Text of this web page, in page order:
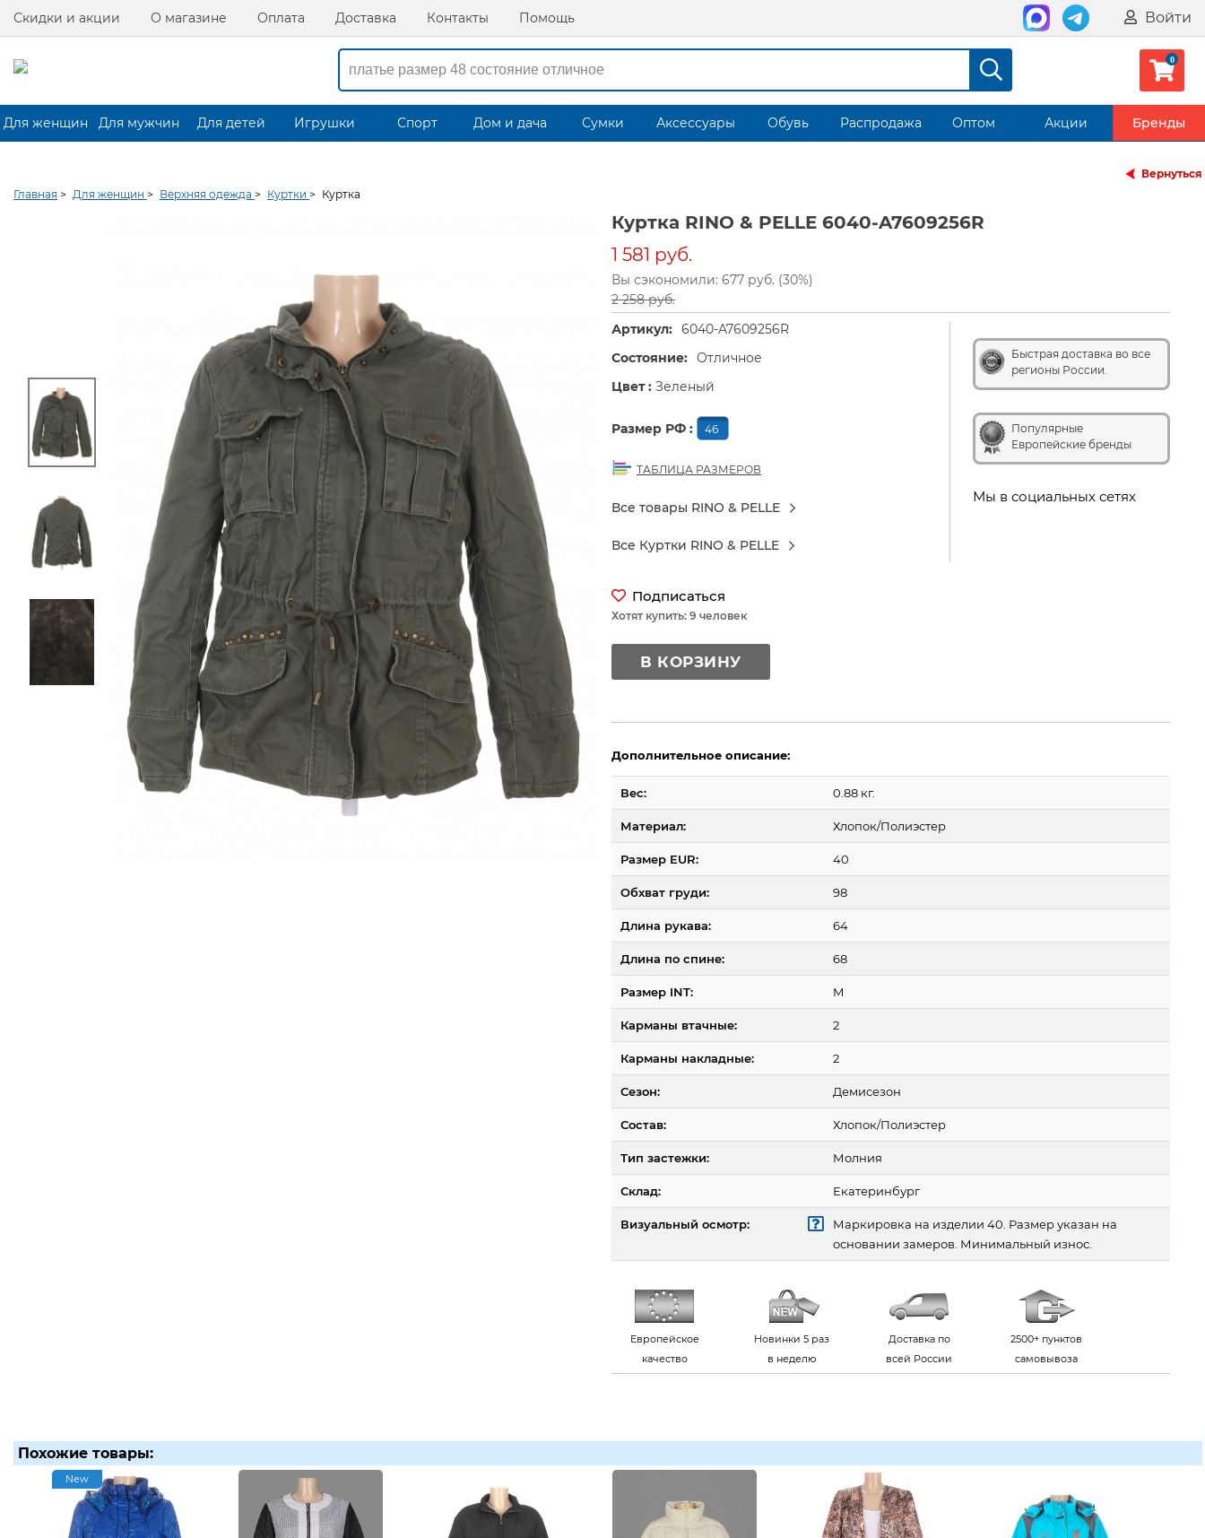
Скидки и акции О магазине Оплата Доставка Контакты Помощь Войти
Для женщин Для мужчин Для детей Игрушки Спорт Дом и дача Сумки Аксессуары Обувь Распродажа Оптом Акции Бренды
Вернуться
Главная > Для женщин > Верхняя одежда > Куртки > Куртка
Куртка RINO & PELLE 6040-A7609256R
1 581 руб.
Вы сэкономили: 677 руб. (30%)
2 258 руб.
Быстрая доставка во все
регионы России.
Популярные
Европейские бренды
Мы в социальных сетях
Артикул: 6040-A7609256R
Состояние: Отличное
Цвет : Зеленый
Размер РФ : 46
ТАБЛИЦА РАЗМЕРОВ
Все товары RINO & PELLE
Все Куртки RINO & PELLE
Подписаться
Хотят купить: 9 человек
В КОРЗИНУ
Дополнительное описание:
Вес: 0.88 кг.
Материал: Хлопок/Полиэстер
Размер EUR: 40
Обхват груди: 98
Длина рукава: 64
Длина по спине: 68
Размер INT: M
Карманы втачные: 2
Карманы накладные: 2
Сезон: Демисезон
Состав: Хлопок/Полиэстер
Тип застежки: Молния
Склад: Екатеринбург
Визуальный осмотр:
Маркировка на изделии 40. Размер указан на
основании замеров. Минимальный износ.
Европейское
качество
Новинки 5 раз
в неделю
Доставка по
всей России
2500+ пунктов
самовывоза
Похожие товары:
New